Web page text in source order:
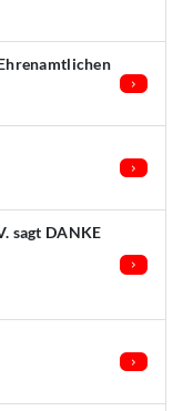
sagt DANKE